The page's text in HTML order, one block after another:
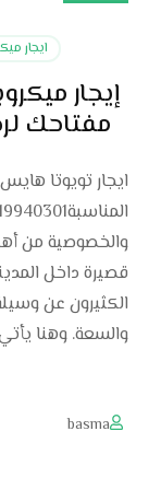
ايجار
إيجار
مفتاحك
ايجار تويوتا
والخصوصية من
قصيرة داخل
الكثيرون عن
والسعة. وهنا
basma